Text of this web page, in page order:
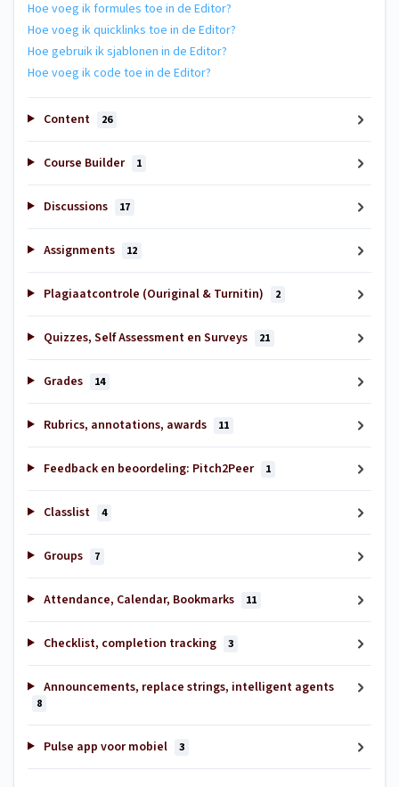
Hoe voeg ik formules toe in de Editor?
Hoe voeg ik quicklinks toe in de Editor?
Hoe gebruik ik sjablonen in de Editor?
Hoe voeg ik code toe in de Editor?
Content 26
Course Builder 1
Discussions 17
Assignments 12
Plagiaatcontrole (Ouriginal & Turnitin) 2
Quizzes, Self Assessment en Surveys 21
Grades 14
Rubrics, annotations, awards 11
Feedback en beoordeling: Pitch2Peer 1
Classlist 4
Groups 7
Attendance, Calendar, Bookmarks 11
Checklist, completion tracking 3
Announcements, replace strings, intelligent agents
8
Pulse app voor mobiel 3